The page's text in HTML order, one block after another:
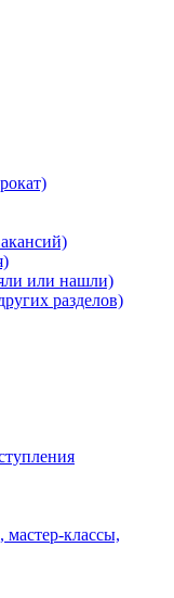
или нашли)
разделов)
классы,